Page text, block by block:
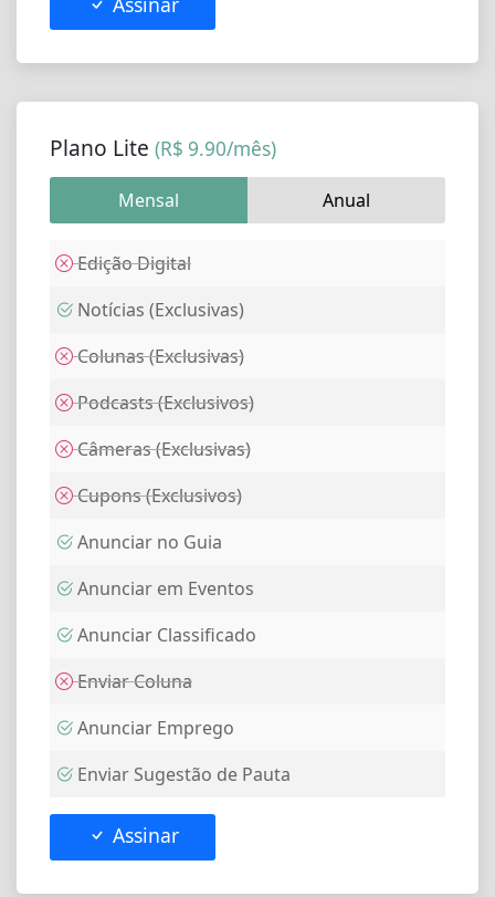
Plano Lite (R$ 9.90/mês)
Mensal Anual
Edição Digital
Notícias (Exclusivas)
Colunas (Exclusivas)
Podcasts (Exclusivos)
Câmeras (Exclusivas)
Cupons (Exclusivos)
Anunciar no Guia
Anunciar em Eventos
Anunciar Classificado
Enviar Coluna
Anunciar Emprego
Enviar Sugestão de Pauta
Assinar